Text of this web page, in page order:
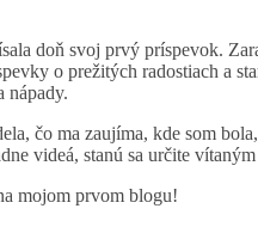
doň svoj prvý príspevok.
o prežitých radostiach a
nápady.
čo ma zaujíma, kde som
videá, stanú sa určite
mojom prvom blogu!